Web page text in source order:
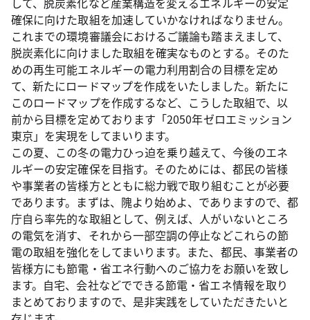
確保に向けた取組を加速していかなければなりません。
これまでの環境審議会におけるご議論も踏まえまして、
脱炭素化に向けました取組を確実なものとする。そのた
めの再生可能エネルギーの電力利用割合の目標を定め
て、新たにロードマップを作成をいたしました。新たに
このロードマップを作成するなど、こうした取組で、以
前から目標を定めております「2050年ゼロエミッション
東京」を実現をしてまいります。
この夏、この冬の電力ひっ迫を乗り越えて、今後のエネ
ルギーの安定確保を目指す。そのためには、都民の皆様
や事業者の皆様方とともに総力戦で取り組むことが必要
であります。まずは、隗より始めよ、でありますので、都
庁自ら率先的な取組として、例えば、人がいないところ
の電気を消す、それから一部空調の停止などこれらの節
電の取組を強化をしてまいります。また、都民、事業者の
皆様方にも節電・省エネ行動へのご協力をお願いを致し
ます。自宅、会社などでできる節電・省エネ情報を取り
まとめておりますので、是非実践をしていただきたいと